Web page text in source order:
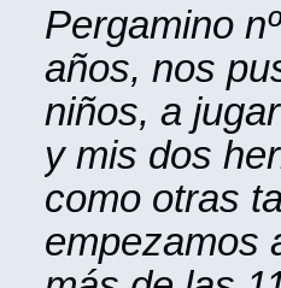
Pergamino
años, nos
niños, a
y mis dos
como otras
empezamos